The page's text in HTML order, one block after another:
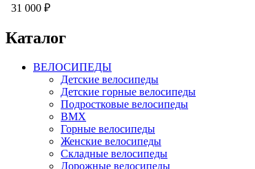
31 000 ₽
Каталог
ВЕЛОСИПЕДЫ
Детские велосипеды
Детские горные велосипеды
Подростковые велосипеды
BMX
Горные велосипеды
Женские велосипеды
Складные велосипеды
Дорожные велосипеды